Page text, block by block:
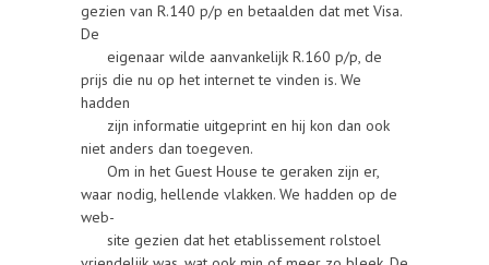
gezien van R.140 p/p en betaalden dat met Visa.
De
eigenaar wilde aanvankelijk R.160 p/p, de
prijs die nu op het internet te vinden is. We
hadden
zijn informatie uitgeprint en hij kon dan ook
niet anders dan toegeven.
Om in het Guest House te geraken zijn er,
waar nodig, hellende vlakken. We hadden op de
web-
site gezien dat het etablissement rolstoel